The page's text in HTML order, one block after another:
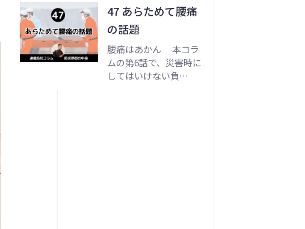
47 あらためて腰痛
の話題
腰痛はあかん 本コラ
ムの第6話で、災害時に
してはいけない負…